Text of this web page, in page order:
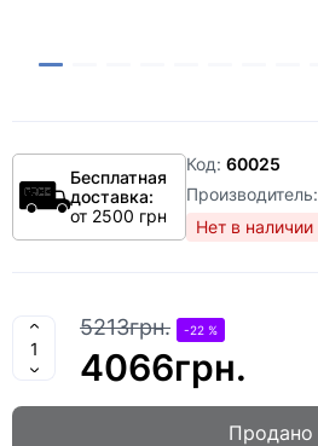
Бесплатная
доставка:
от 2500 грн
Код: 60025
Производитель:
Нет в наличии
5213грн. -22 %
4066грн.
Продано